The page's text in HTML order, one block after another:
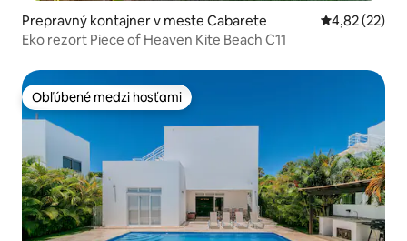
Prepravný kontajner v meste Cabarete Priemerné
4,82 (22)
Eko rezort Piece of Heaven Kite Beach C11
Obľúbené medzi hosťami
Obľúbené medzi hosťami